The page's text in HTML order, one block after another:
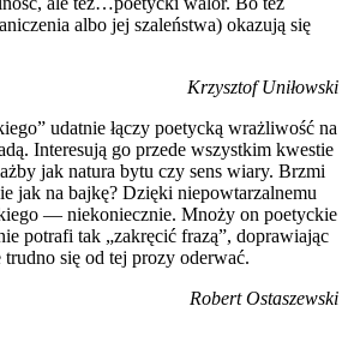
albo jej szaleństwa) okazują się
Krzysztof Uniłowski
udatnie łączy poetycką wrażliwość na
Interesują go przede wszystkim kwestie
jak natura bytu czy sens wiary. Brzmi
jak na bajkę? Dzięki niepowtarzalnemu
— niekoniecznie. Mnoży on poetyckie
potrafi tak „zakręcić frazą”, doprawiając
się od tej prozy oderwać.
Robert Ostaszewski